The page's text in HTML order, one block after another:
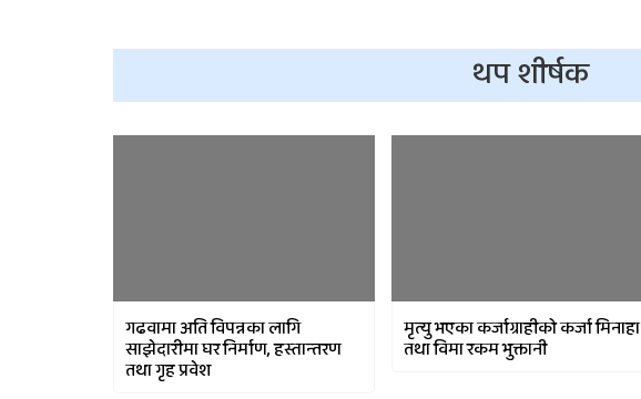
थप शीर्षक
गढवामा अति विपन्नका लागि
साझेदारीमा घर निर्माण, हस्तान्तरण
तथा गृह प्रवेश
मृत्यु भएका कर्जाग्राहीको कर्जा मिनाहा
तथा विमा रकम भुक्तानी